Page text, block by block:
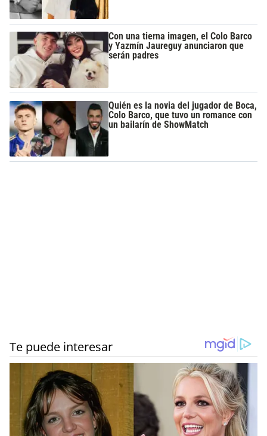
Con una tierna imagen, el Colo Barco
y Yazmín Jaureguy anunciaron que
serán padres
Quién es la novia del jugador de Boca,
Colo Barco, que tuvo un romance con
un bailarín de ShowMatch